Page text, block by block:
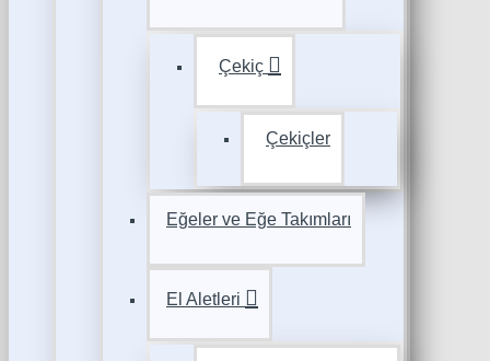
Çekiç
Çekiçler
Eğeler ve Eğe Takımları
El Aletleri